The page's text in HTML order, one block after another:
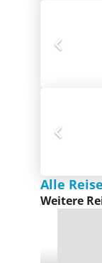
Alle
Weitere